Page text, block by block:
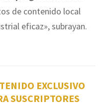
de contenido local
eficaz», subrayan.
EXCLUSIVO
SUSCRIPTORES